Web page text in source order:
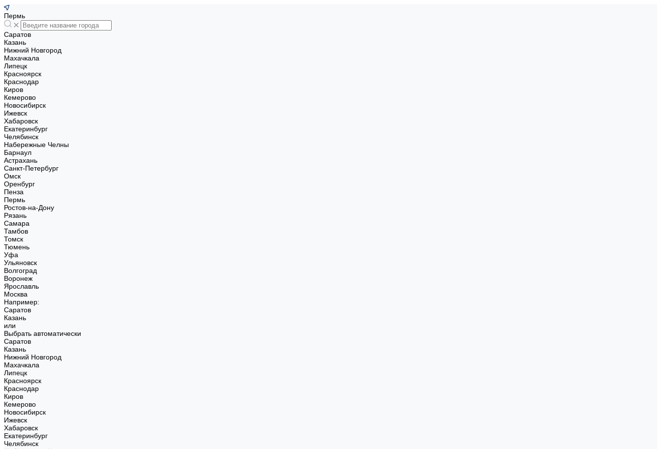
Пермь
Саратов
Казань
Нижний Новгород
Махачкала
Липецк
Красноярск
Краснодар
Киров
Кемерово
Новосибирск
Ижевск
Хабаровск
Екатеринбург
Челябинск
Набережные Челны
Барнаул
Астрахань
Санкт-Петербург
Омск
Оренбург
Пенза
Пермь
Ростов-на-Дону
Рязань
Самара
Тамбов
Томск
Тюмень
Уфа
Ульяновск
Волгоград
Воронеж
Ярославль
Москва
Например:
Саратов
Казань
или
Выбрать автоматически
Саратов
Казань
Нижний Новгород
Махачкала
Липецк
Красноярск
Краснодар
Киров
Кемерово
Новосибирск
Ижевск
Хабаровск
Екатеринбург
Челябинск